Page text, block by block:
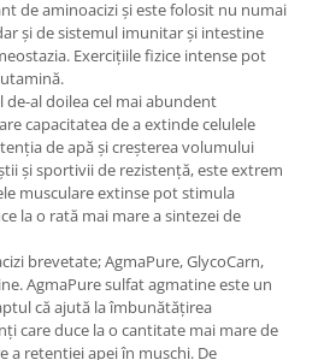
de aminoacizi și este folosit nu numai
și de sistemul imunitar și intestine
Exercițiile fizice intense pot
de-al doilea cel mai abundent
capacitatea de a extinde celulele
de apă și creșterea volumului
și sportivii de rezistență, este extrem
musculare extinse pot stimula
la o rată mai mare a sintezei de
brevetate; AgmaPure, GlycoCarn,
AgmaPure sulfat agmatine este un
că ajută la îmbunătățirea
care duce la o cantitate mai mare de
a retenției apei în mușchi. De